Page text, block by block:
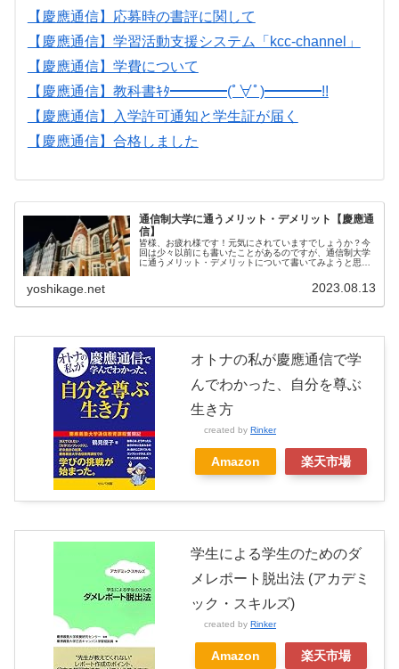
【慶應通信】応募時の書評に関して
【慶應通信】学習活動支援システム「kcc-channel」
【慶應通信】学費について
【慶應通信】教科書ｷﾀ━━━━(ﾟ∀ﾟ)━━━━!!
【慶應通信】入学許可通知と学生証が届く
【慶應通信】合格しました
通信制大学に通うメリット・デメリット【慶應通
信】
皆様、お疲れ様です！元気にされていますでしょうか？今
回は少々以前にも書いたことがあるのですが、通信制大学
に通うメリット・デメリットについて書いてみようと思い
yoshikage.net 2023.08.13
オトナの私が慶應通信で学
んでわかった、自分を尊ぶ
生き方
created by Rinker
Amazon 楽天市場
学生による学生のためのダ
メレポート脱出法 (アカデミ
ック・スキルズ)
created by Rinker
Amazon 楽天市場